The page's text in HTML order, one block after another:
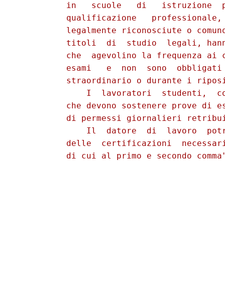
in   scuole   di   istruzione
qualificazione
legalmente riconosciute o
titoli  di  studio  legali,
che  agevolino la frequenza ai
esami   e  non  sono
straordinario o durante i
I  lavoratori  studenti,
che devono sostenere prove di
di permessi giornalieri
Il  datore  di  lavoro
delle  certificazioni